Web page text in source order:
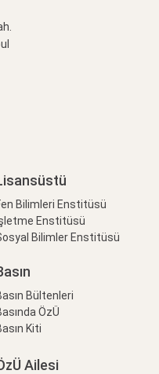
Bilimleri Enstitüsü
Enstitüsü
Bilimler Enstitüsü
Bültenleri
ÖzÜ
Kiti
Ailesi